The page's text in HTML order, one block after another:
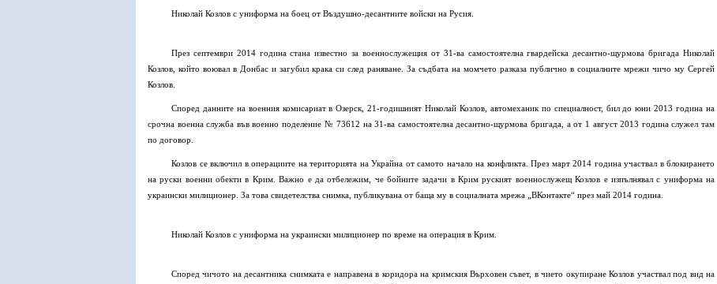
Николай Козлов с униформа на боец от Въздушно-десантните войски на Русия.
През септември 2014 година стана известно за военнослужещия от 31-ва самостоятелна гвардейска десантно-щурмова бригада Николай
Козлов, който воювал в Донбас и загубил крака си след раняване. За съдбата на момчето разказа публично в социалните мрежи чичо му Сергей
Козлов.
Според данните на военния комисариат в Озерск, 21-годишният Николай Козлов, автомеханик по специалност, бил до юни 2013 година на
срочна военна служба във военно поделение № 73612 на 31-ва самостоятелна десантно-щурмова бригада, а от 1 август 2013 година служел там
по договор.
Козлов се включил в операциите на територията на Украйна от самото начало на конфликта. През март 2014 година участвал в блокирането
на руски военни обекти в Крим. Важно е да отбележим, че бойните задачи в Крим руският военнослужещ Козлов е изпълнявал с униформа на
украински милиционер. За това свидетелства снимка, публикувана от баща му в социалната мрежа „ВКонтакте“ през май 2014 година.
Николай Козлов с униформа на украински милиционер по време на операция в Крим.
Според чичото на десантника снимката е направена в коридора на кримския Върховен съвет, в чието окупиране Козлов участвал под вид на